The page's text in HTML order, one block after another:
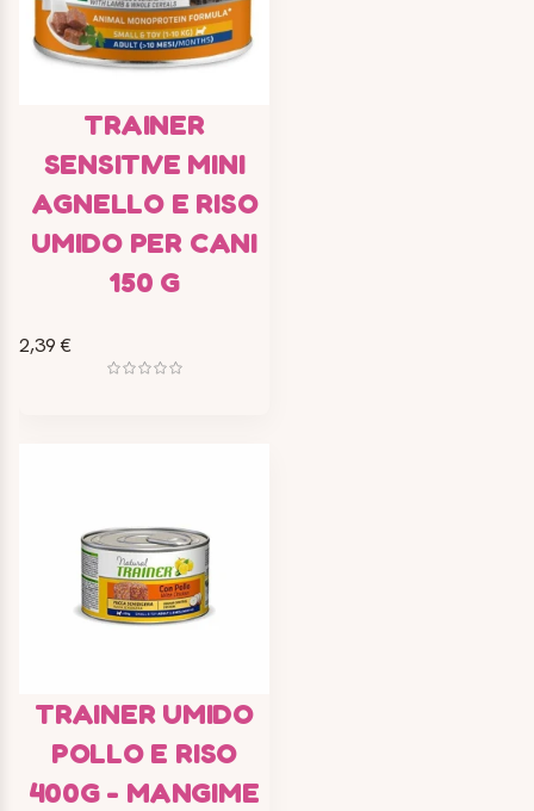
TRAINER
SENSITIVE MINI
AGNELLO E RISO
UMIDO PER CANI
150 G
2,39 €
TRAINER UMIDO
POLLO E RISO
400G - MANGIME